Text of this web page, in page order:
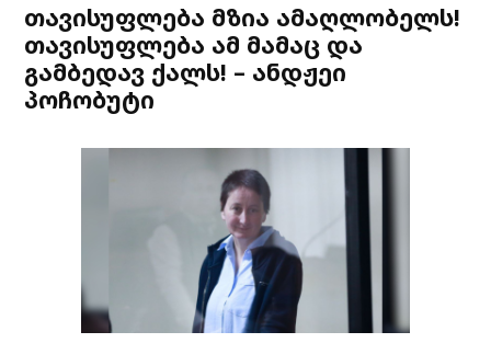
თავისუფლება მზია ამაღლობელს!
თავისუფლება ამ მამაც და
გამბედავ ქალს! – ანდჟეი
პოჩობუტი